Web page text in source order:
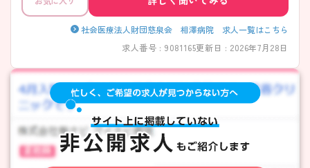
います。ご興味ある方には、面接対策ポイントなど、さらに詳細をお話し
いたしますのでお気軽にご相談ください。
社会医療法人財団慈泉会 相澤病院 求人一覧はこちら
求人番号 : 9081165更新日 : 2026年7月28日